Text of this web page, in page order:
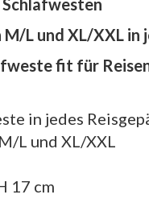
L und XL/XXL in
fit für
in jedes
L und XL/XXL
17 cm